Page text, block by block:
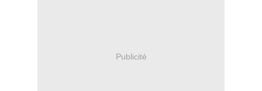
Publicité